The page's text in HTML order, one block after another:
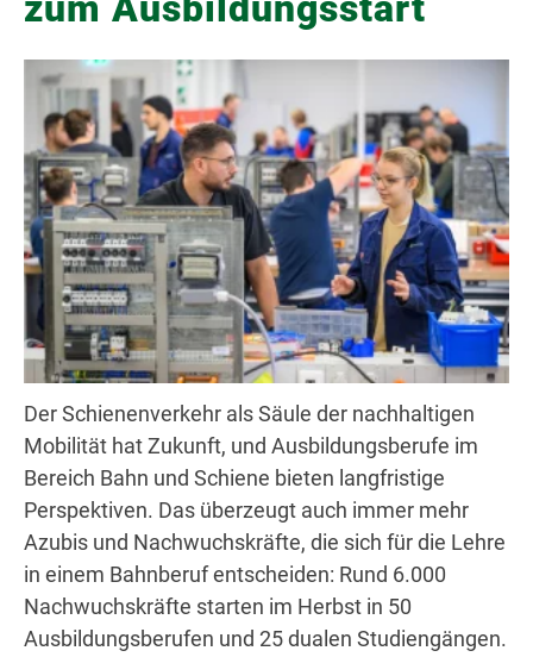
Der Schienenverkehr als Säule der nachhaltigen
Mobilität hat Zukunft, und Ausbildungsberufe im
Bereich Bahn und Schiene bieten langfristige
Perspektiven. Das überzeugt auch immer mehr
Azubis und Nachwuchskräfte, die sich für die Lehre
in einem Bahnberuf entscheiden: Rund 6.000
Nachwuchskräfte starten im Herbst in 50
Ausbildungsberufen und 25 dualen Studiengängen.